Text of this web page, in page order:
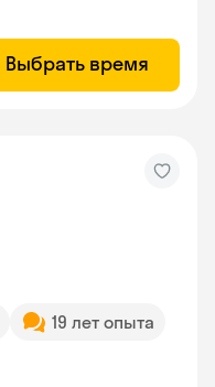
Выбрать время
19 лет опыта